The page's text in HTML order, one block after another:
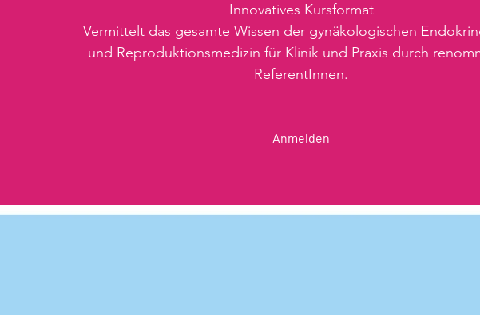
Innovatives Kursformat
Vermittelt das gesamte Wissen der gynäkologischen
und Reproduktionsmedizin für Klinik und Praxis durch
ReferentInnen.
Anmelden